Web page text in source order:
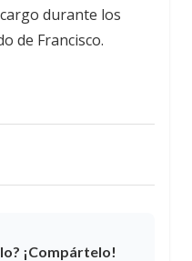
durante los
de Francisco.
¡Compártelo!